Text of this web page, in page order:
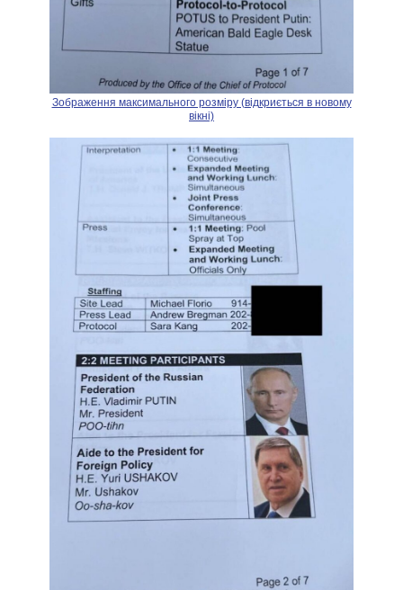
Зображення максимального розміру (відкриється в новому
вікні)